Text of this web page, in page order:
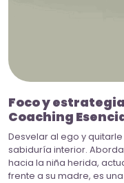
Foco y
Coaching
Desvelar al ego y
sabiduría interior.
hacia la niña herida,
frente a su madre, es